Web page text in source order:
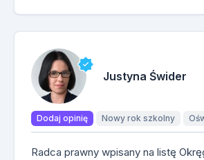
Justyna Świder
Dodaj opinię Nowy rok szkolny
Radca prawny wpisany na listę